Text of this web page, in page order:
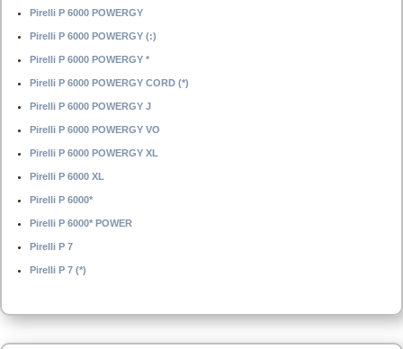
Pirelli P 6000 POWERGY
Pirelli P 6000 POWERGY (:)
Pirelli P 6000 POWERGY *
Pirelli P 6000 POWERGY CORD (*)
Pirelli P 6000 POWERGY J
Pirelli P 6000 POWERGY VO
Pirelli P 6000 POWERGY XL
Pirelli P 6000 XL
Pirelli P 6000*
Pirelli P 6000* POWER
Pirelli P 7
Pirelli P 7 (*)